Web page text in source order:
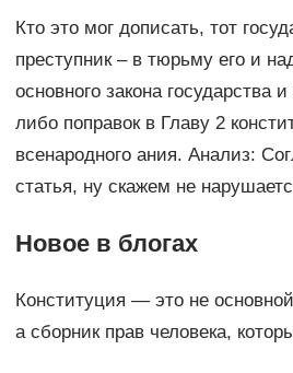
Кто это мог дописать, тот
преступник – в тюрьму его и
основного закона государства
либо поправок в Главу 2
всенародного ания. Анализ:
статья, ну скажем не
Новое в блогах
Конституция — это не основной
а сборник прав человека,